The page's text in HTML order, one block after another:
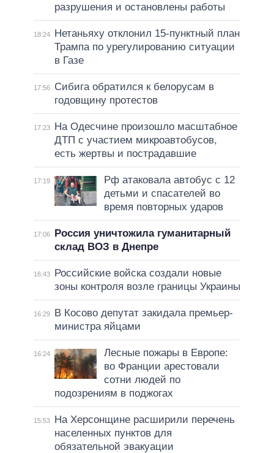
разрушения и остановлены работы
18:24
Нетаньяху отклонил 15-пунктный план
Трампа по урегулированию ситуации
в Газе
17:56
Сибига обратился к белорусам в
годовщину протестов
17:23
На Одесчине произошло масштабное
ДТП с участием микроавтобусов,
есть жертвы и пострадавшие
17:19
Рф атаковала автобус с 12
детьми и спасателей во
время повторных ударов
17:06
Россия уничтожила гуманитарный
склад ВОЗ в Днепре
16:43
Российские войска создали новые
зоны контроля возле границы Украины
16:29
В Косово депутат закидала премьер-
министра яйцами
16:24
Лесные пожары в Европе:
во Франции арестовали
сотни людей по
подозрениям в поджогах
15:53
На Херсонщине расширили перечень
населенных пунктов для
обязательной эвакуации